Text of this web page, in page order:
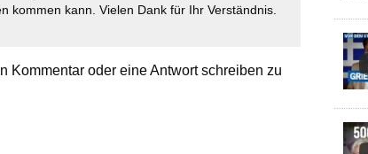
kommen kann. Vielen Dank für Ihr Verständnis.
Kommentar oder eine Antwort schreiben zu